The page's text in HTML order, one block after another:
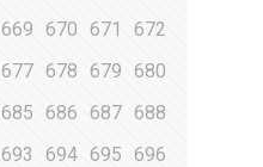
669 670 671
672
677 678 679
680
685 686 687 688
693 694 695
696